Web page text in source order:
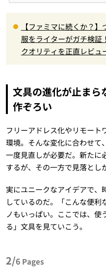
【ファミマに続くか？
服をライターがガチ検証
クオリティを正直レビュ
文具の進化が止まら
作ぞろい
フリーアドレス化やリモート
環境。そんな変化に合わせて
一度見直しが必要だ。新たに
するが、その一方で見落とし
実にユニークなアイデアで、
しているのだ。「こんな便
ノもいっぱい。ここでは、
る」文具を見ていこう。
2/6 Pages